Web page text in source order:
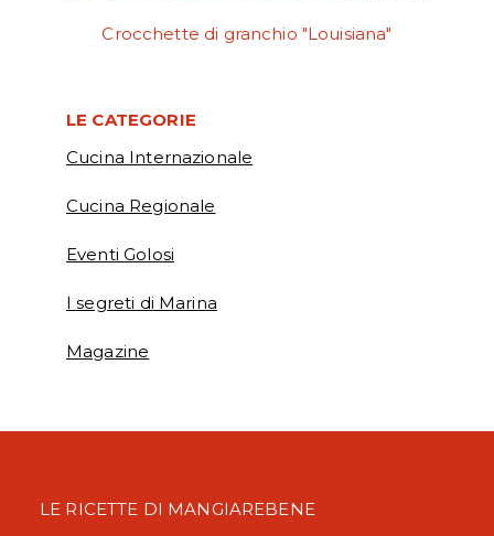
Crocchette di granchio "Louisiana"
LE CATEGORIE
Cucina Internazionale
Cucina Regionale
Eventi Golosi
I segreti di Marina
Magazine
LE RICETTE DI MANGIAREBENE